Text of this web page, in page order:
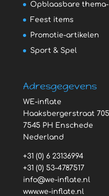
Opblaasbare
Feest items
Promotie-artikelen
Sport & Spel
Adresgegevens
WE-inflate
Haaksbergerstraat
7545 PH Enschede
Nederland
+31 (0) 6 23136994
+31 (0) 53-4787517
info@we-inflate.nl
www.we-inflate.nl